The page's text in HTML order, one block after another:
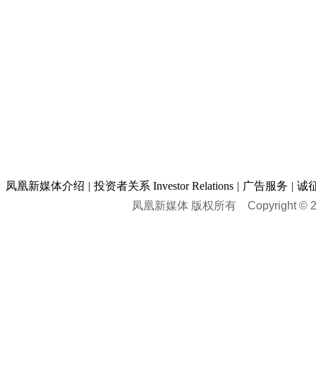
凤凰新媒体介绍 | 投资者关系 Investor Relations | 广告服务 | 诚
凤凰新媒体 版权所有 Copyright ©